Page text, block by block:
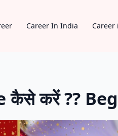
Career In India Career
करें ??